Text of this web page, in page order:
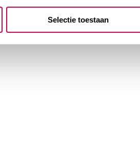
Selectie toestaan